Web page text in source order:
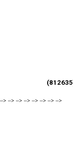
--> --> --> --> --> --> --> -->